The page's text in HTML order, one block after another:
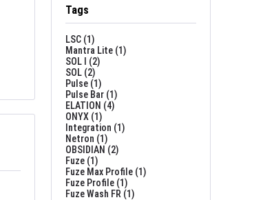
Tags
LSC (1)
Mantra Lite (1)
SOL I (2)
SOL (2)
Pulse (1)
Pulse Bar (1)
ELATION (4)
ONYX (1)
Integration (1)
Netron (1)
OBSIDIAN (2)
Fuze (1)
Fuze Max Profile (1)
Fuze Profile (1)
Fuze Wash FR (1)